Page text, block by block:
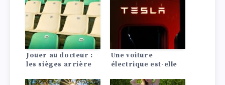
Jouer au docteur :
les sièges arrière
EWB pourraient
Une voiture
électrique est-elle
comparaison avec